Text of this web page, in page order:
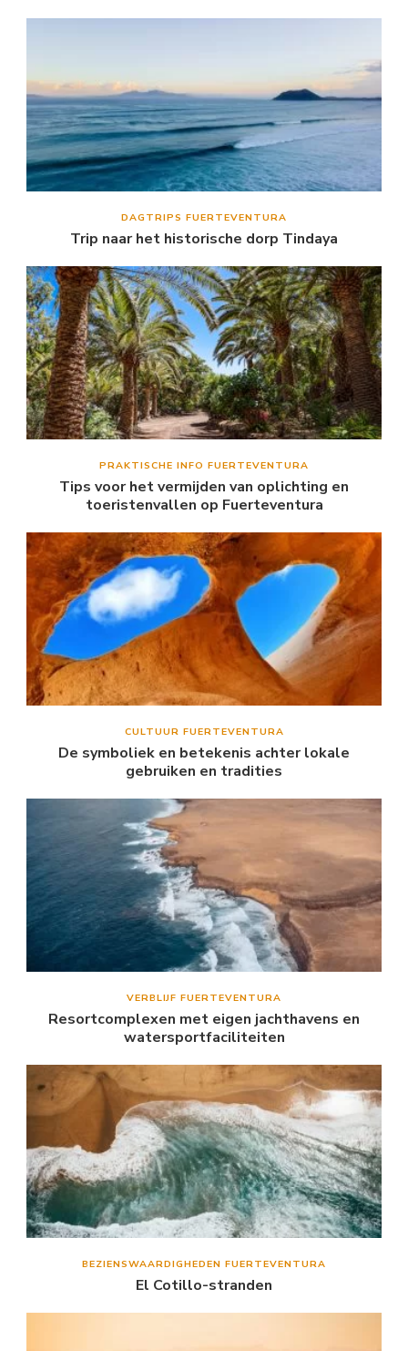
DAGTRIPS FUERTEVENTURA
Trip naar het historische dorp Tindaya
PRAKTISCHE INFO FUERTEVENTURA
Tips voor het vermijden van oplichting en
toeristenvallen op Fuerteventura
CULTUUR FUERTEVENTURA
De symboliek en betekenis achter lokale
gebruiken en tradities
VERBLIJF FUERTEVENTURA
Resortcomplexen met eigen jachthavens en
watersportfaciliteiten
BEZIENSWAARDIGHEDEN FUERTEVENTURA
El Cotillo-stranden